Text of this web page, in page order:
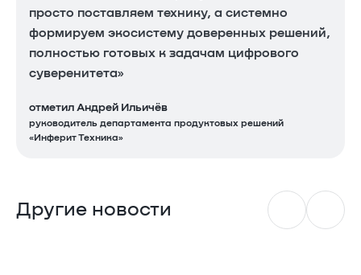
просто поставляем технику, а системно
формируем экосистему доверенных решений,
полностью готовых к задачам цифрового
суверенитета»
отметил Андрей Ильичёв
руководитель департамента продуктовых решений
«Инферит Техника»
Другие новости